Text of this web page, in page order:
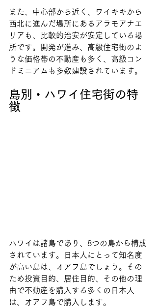
また、中心部から近く、ワイキキから
西北に進んだ場所にあるアラモアナエ
リアも、比較的治安が安定している場
所です。開発が進み、高級住宅街のよ
うな価格帯の不動産も多く、高級コン
ドミニアムも多数建設されています。
島別・ハワイ住宅街の特
徴
ハワイは諸島であり、8つの島から構成
されています。日本人にとって知名度
が高い島は、オアフ島でしょう。その
ため投資目的、居住目的、その他の理
由で不動産を購入する多くの日本人
は、オアフ島で購入します。